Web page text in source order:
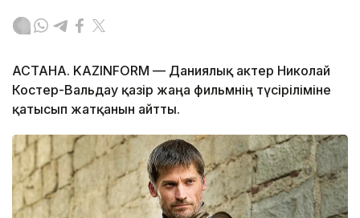
АСТАНА. KAZINFORM — Даниялық актер Николай
Костер-Вальдау қазір жаңа фильмнің түсіріліміне
қатысып жатқанын айтты.